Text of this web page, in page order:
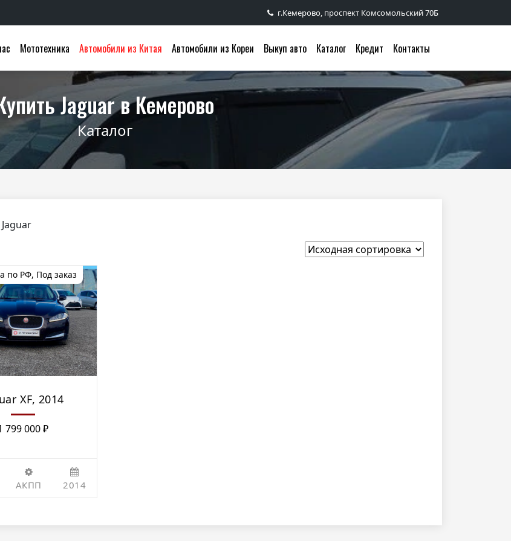
г.Кемерово, проспект Комсомольский 70Б
Мототехника Автомобили из Китая Автомобили из Кореи Выкуп авто Каталог Кредит Контакты
Jaguar в Кемерово
Каталог
Jaguar
по РФ, Под заказ
XF, 2014
799 000₽
АКПП 2014